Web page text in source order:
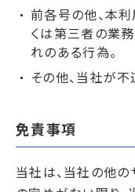
前各号の他、本
くは第三者の業
れのある行為。
その他、当社が
免責事項
当社は、当社の他